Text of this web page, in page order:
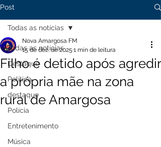
Post
Todas as notícias
Destaque
Política
destaque
Polícia
Entretenimento
Música
Todas as notícias
Filho é detido após agredir
a própria mãe na zona
rural de Amargosa
Nova Amargosa FM
15 de dez. de 2025 1 min de leitura